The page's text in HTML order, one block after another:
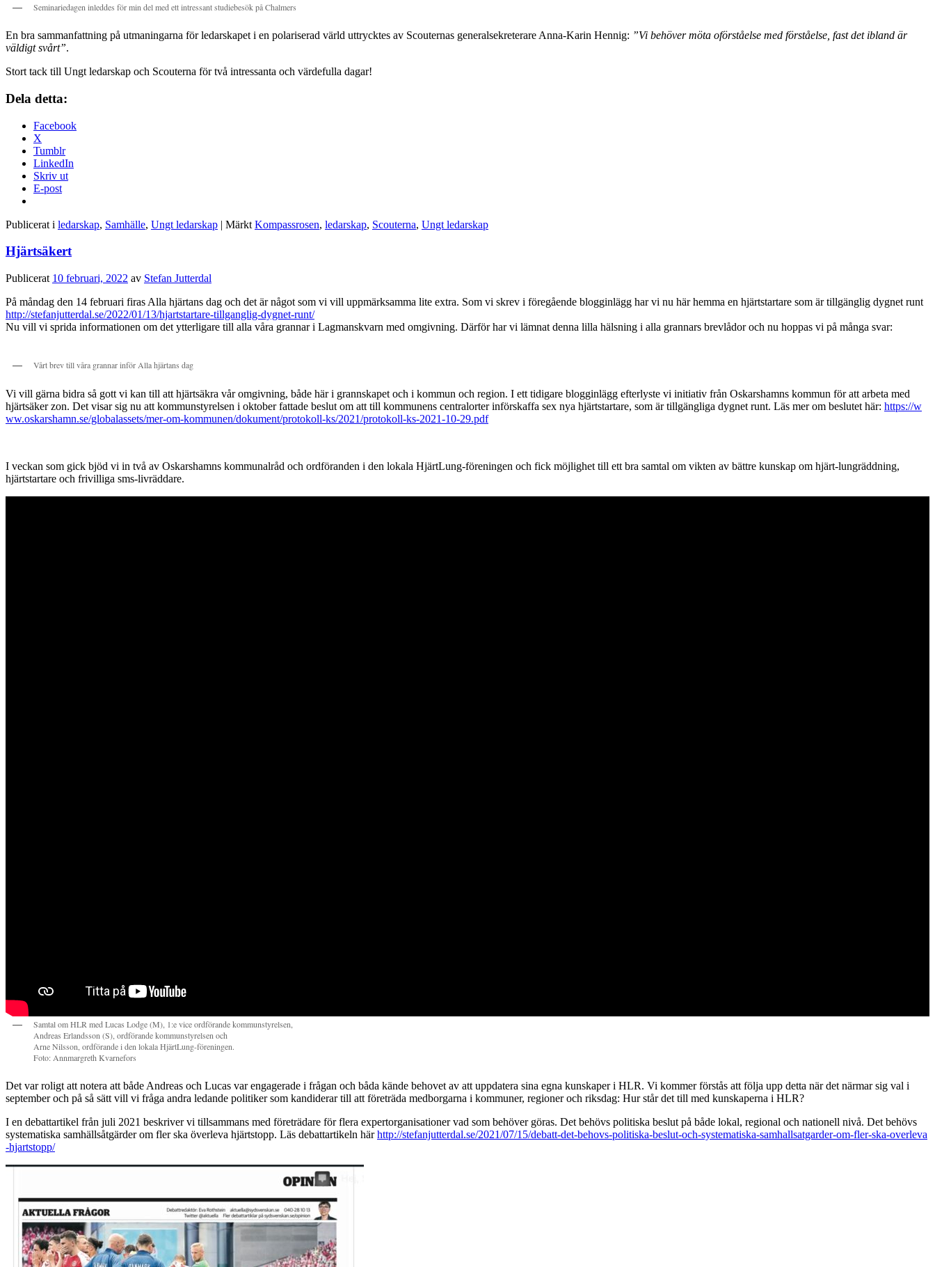
Seminariedagen inleddes för min del med ett intressant studiebesök på Chalmers
En bra sammanfattning på utmaningarna för ledarskapet i en polariserad värld uttrycktes av Scouternas generalsekreterare Anna-Karin Hennig: ”Vi behöver möta oförståelse med förståelse, fast det ibland är
väldigt svårt”.
Stort tack till Ungt ledarskap och Scouterna för två intressanta och värdefulla dagar!
Dela detta:
Facebook
X
Tumblr
LinkedIn
Skriv ut
E-post
Publicerat i ledarskap, Samhälle, Ungt ledarskap | Märkt Kompassrosen, ledarskap, Scouterna, Ungt ledarskap
Hjärtsäkert
Publicerat 10 februari, 2022 av Stefan Jutterdal
På måndag den 14 februari firas Alla hjärtans dag och det är något som vi vill uppmärksamma lite extra. Som vi skrev i föregående blogginlägg har vi nu här hemma en hjärtstartare som är tillgänglig dygnet runt
http://stefanjutterdal.se/2022/01/13/hjartstartare-tillganglig-dygnet-runt/
Nu vill vi sprida informationen om det ytterligare till alla våra grannar i Lagmanskvarn med omgivning. Därför har vi lämnat denna lilla hälsning i alla grannars brevlådor och nu hoppas vi på många svar:
Vårt brev till våra grannar inför Alla hjärtans dag
Vi vill gärna bidra så gott vi kan till att hjärtsäkra vår omgivning, både här i grannskapet och i kommun och region. I ett tidigare blogginlägg efterlyste vi initiativ från Oskarshamns kommun för att arbeta med
hjärtsäker zon. Det visar sig nu att kommunstyrelsen i oktober fattade beslut om att till kommunens centralorter införskaffa sex nya hjärtstartare, som är tillgängliga dygnet runt. Läs mer om beslutet här: https://w
ww.oskarshamn.se/globalassets/mer-om-kommunen/dokument/protokoll-ks/2021/protokoll-ks-2021-10-29.pdf
I veckan som gick bjöd vi in två av Oskarshamns kommunalråd och ordföranden i den lokala HjärtLung-föreningen och fick möjlighet till ett bra samtal om vikten av bättre kunskap om hjärt-lungräddning,
hjärtstartare och frivilliga sms-livräddare.
Samtal om HLR med Lucas Lodge (M), 1:e vice ordförande kommunstyrelsen,
Andreas Erlandsson (S), ordförande kommunstyrelsen och
Arne Nilsson, ordförande i den lokala HjärtLung-föreningen.
Foto: Annmargreth Kvarnefors
Det var roligt att notera att både Andreas och Lucas var engagerade i frågan och båda kände behovet av att uppdatera sina egna kunskaper i HLR. Vi kommer förstås att följa upp detta när det närmar sig val i
september och på så sätt vill vi fråga andra ledande politiker som kandiderar till att företräda medborgarna i kommuner, regioner och riksdag: Hur står det till med kunskaperna i HLR?
I en debattartikel från juli 2021 beskriver vi tillsammans med företrädare för flera expertorganisationer vad som behöver göras. Det behövs politiska beslut på både lokal, regional och nationell nivå. Det behövs
systematiska samhällsåtgärder om fler ska överleva hjärtstopp. Läs debattartikeln härhttp://stefanjutterdal.se/2021/07/15/debatt-det-behovs-politiska-beslut-och-systematiska-samhallsatgarder-om-fler-ska-overleva
-hjartstopp/